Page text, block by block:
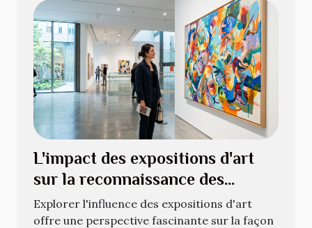
L'impact des expositions d'art
sur la reconnaissance des
artistes
Explorer l'influence des expositions d'art
offre une perspective fascinante sur la façon